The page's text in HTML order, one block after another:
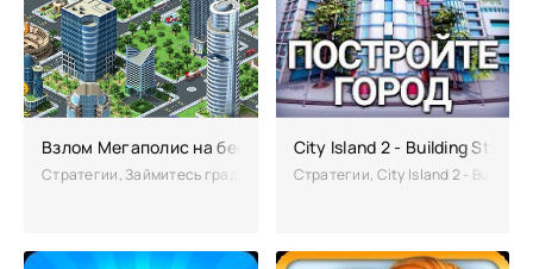
Взлом Мегаполис на бесконечные деньги
Стратегии, Займитесь градостроительством в новой
City Island 2 - Building Story
Стратегии, City Island 2 - Building